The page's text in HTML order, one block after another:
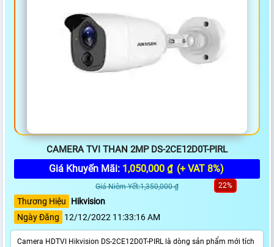
CAMERA TVI THAN 2MP DS-2CE12D0T-PIRL
Giá Khuyến Mãi: 1,050,000 ₫ (+ VAT 8%)
Giá Niêm Yết:1,350,000 ₫ 22%
Thương Hiệu
Hikvision
Ngày Đăng
12/12/2022 11:33:16 AM
Camera HDTVI Hikvision DS-2CE12D0T-PIRL là dòng sản phẩm mới tích